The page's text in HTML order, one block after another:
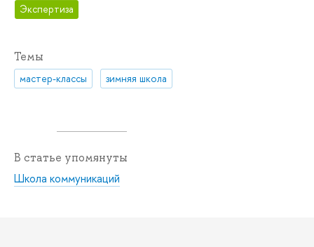
Экспертиза
Темы
мастер-классы зимняя школа
В статье упомянуты
Школа коммуникаций